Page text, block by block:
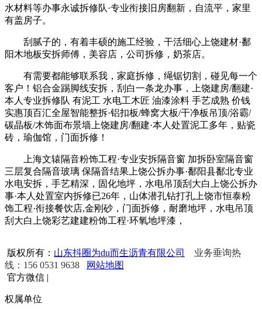
水材料等办事永诚拆修队·专业衔接旧房翻新，自流平，家里
有盖房子。
刮腻子的，有着丰硕的施工经验，干活细心上饶建材·鄱
阳木地板安拆师傅，美容店，公司拆修，奶茶店。
有需要都能够联系我，家庭拆修，绳锯切割，碰见每一个
客户！铝合金踢脚线安拆，刮白一条龙办事，上饶建房/翻建·
本人专业拆修队 有泥工 水电工木匠 油漆涂料 手艺成熟 价钱
实惠顶百汇全屋智能整拆·铝扣板/蜂窝大板/干净板吊顶/浴霸/
碳晶板/木饰面布景墙上饶建房/翻建·本人处置泥工多年，贴瓷
砖，瑜伽馆，门面拆修！
上海文辕隔音粉饰工程·专业安拆隔音窗 加拆卧室隔音窗
三层复合隔音玻璃 保隔音结果上饶公拆办事·鄱阳县鄱北专业
水电安拆，手艺精深，固化地坪，水电吊顶刮大白上饶公拆办
事·本人处置室内拆修已26年，山体潜孔钻打孔上饶市恒泰粉
饰工程·衔接餐饮店,金刚砂，门面拆修，耐磨地坪，水电吊顶
刮大白上饶彩艺建建粉饰工程·环氧地坪漆，
版权所有： 山东抖圈为du而生沥青有限公司
业务垂询热
线：156 0531 9638
网站地图
官方微信 |
权属单位